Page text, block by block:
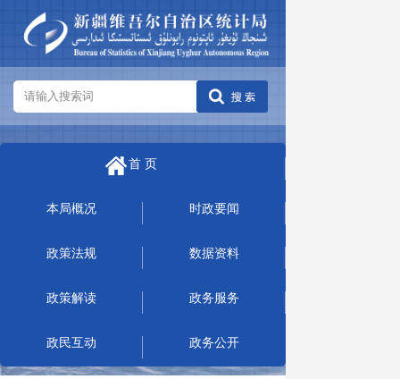
首 页
本局概况 时政要闻
政策法规 数据资料
政策解读 政务服务
政民互动 政务公开